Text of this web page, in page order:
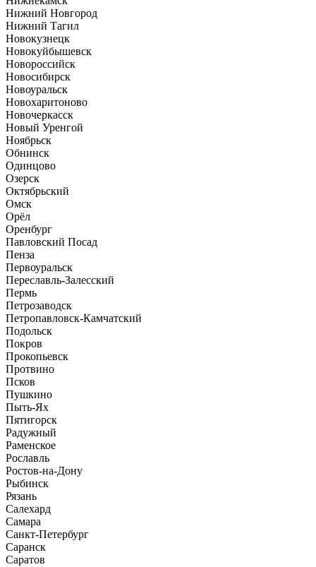
Нижний Новгород
Нижний Тагил
Новокузнецк
Новокуйбышевск
Новороссийск
Новосибирск
Новоуральск
Новохаритоново
Новочеркасск
Новый Уренгой
Ноябрьск
Обнинск
Одинцово
Озерск
Октябрьский
Омск
Орёл
Оренбург
Павловский Посад
Пенза
Первоуральск
Переславль-Залесский
Пермь
Петрозаводск
Петропавловск-Камчатский
Подольск
Покров
Прокопьевск
Протвино
Псков
Пушкино
Пыть-Ях
Пятигорск
Радужный
Раменское
Рославль
Ростов-на-Дону
Рыбинск
Рязань
Салехард
Самара
Санкт-Петербург
Саранск
Саратов